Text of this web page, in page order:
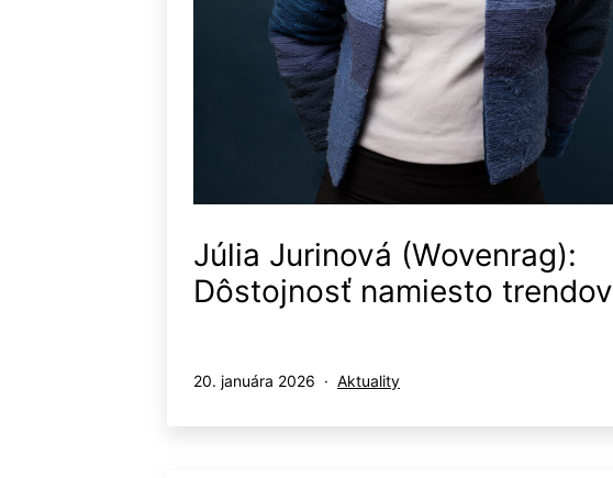
Júlia Jurinová (Wovenrag):
Dôstojnosť namiesto trendov
Publikované
20. januára 2026
Kategorizované
Aktuality